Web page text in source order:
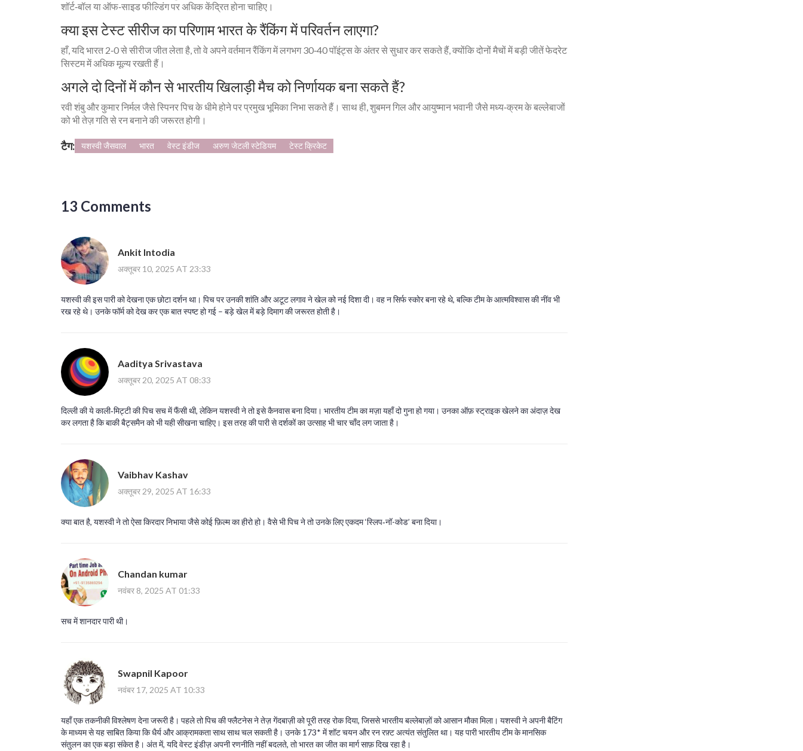
शॉर्ट‑बॉल या ऑफ‑साइड फील्डिंग पर अधिक केंद्रित होना चाहिए।
क्या इस टेस्ट सीरीज का परिणाम भारत के रैंकिंग में परिवर्तन लाएगा?
हाँ, यदि भारत 2‑0 से सीरीज जीत लेता है, तो वे अपने वर्तमान रैंकिंग में लगभग 30‑40 पॉइंट्स के अंतर से सुधार कर सकते हैं, क्योंकि दोनों मैचों में बड़ी जीतें फेदरेट
सिस्टम में अधिक मूल्य रखती हैं।
अगले दो दिनों में कौन से भारतीय खिलाड़ी मैच को निर्णायक बना सकते हैं?
रवी शंबु और कुमार निर्मल जैसे स्पिनर पिच के धीमे होने पर प्रमुख भूमिका निभा सकते हैं। साथ ही, शुबमन गिल और आयुष्मान भवानी जैसे मध्य‑क्रम के बल्लेबाजों
को भी तेज़ गति से रन बनाने की जरूरत होगी।
टैग: यशस्वी जैसवाल भारत वेस्ट इंडीज अरुण जेटली स्टेडियम टेस्ट क्रिकेट
13 Comments
Ankit Intodia
अक्तूबर 10, 2025 AT 23:33
यशस्वी की इस पारी को देखना एक छोटा दर्शन था। पिच पर उनकी शांति और अटूट लगाव ने खेल को नई दिशा दी। वह न सिर्फ स्कोर बना रहे थे, बल्कि टीम के आत्मविश्वास की नींव भी
रख रहे थे। उनके फॉर्म को देख कर एक बात स्पष्ट हो गई – बड़े खेल में बड़े दिमाग की जरूरत होती है।
Aaditya Srivastava
अक्तूबर 20, 2025 AT 08:33
दिल्ली की ये काली‑मिट्टी की पिच सच में फैंसी थी, लेकिन यशस्वी ने तो इसे कैनवास बना दिया। भारतीय टीम का मज़ा यहाँ दो गुना हो गया। उनका ऑफ़ स्ट्राइक खेलने का अंदाज़ देख
कर लगता है कि बाकी बैट्समैन को भी यही सीखना चाहिए। इस तरह की पारी से दर्शकों का उत्साह भी चार चाँद लग जाता है।
Vaibhav Kashav
अक्तूबर 29, 2025 AT 16:33
क्या बात है, यशस्वी ने तो ऐसा किरदार निभाया जैसे कोई फ़िल्म का हीरो हो। वैसे भी पिच ने तो उनके लिए एकदम ‘स्लिप‑नॉ-कोड’ बना दिया।
Chandan kumar
नवंबर 8, 2025 AT 01:33
सच में शानदार पारी थी।
Swapnil Kapoor
नवंबर 17, 2025 AT 10:33
यहाँ एक तकनीकी विश्लेषण देना जरूरी है। पहले तो पिच की फ्लैटनेस ने तेज़ गेंदबाज़ी को पूरी तरह रोक दिया, जिससे भारतीय बल्लेबाज़ों को आसान मौका मिला। यशस्वी ने अपनी बैटिंग
के माध्यम से यह साबित किया कि धैर्य और आक्रामकता साथ साथ चल सकती है। उनके 173* में शॉट चयन और रन रफ़्ट अत्यंत संतुलित था। यह पारी भारतीय टीम के मानसिक
संतुलन का एक बड़ा संकेत है। अंत में, यदि वेस्ट इंडीज़ अपनी रणनीति नहीं बदलते, तो भारत का जीत का मार्ग साफ़ दिख रहा है।